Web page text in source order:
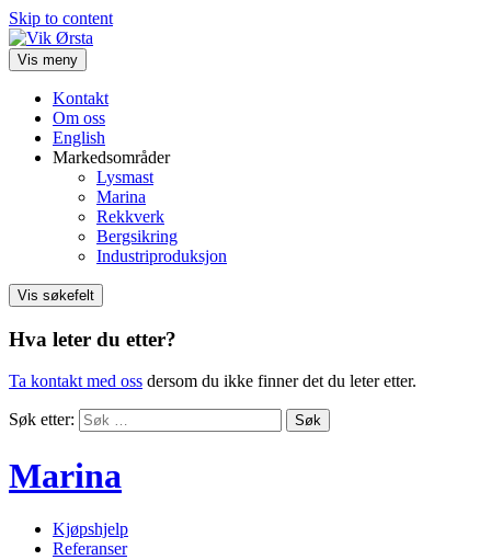
Skip to content
Vis meny
Kontakt
Om oss
English
Markedsområder
Lysmast
Marina
Rekkverk
Bergsikring
Industriproduksjon
Vis søkefelt
Hva leter du etter?
Ta kontakt med oss dersom du ikke finner det du leter etter.
Søk etter:
Marina
Kjøpshjelp
Referanser